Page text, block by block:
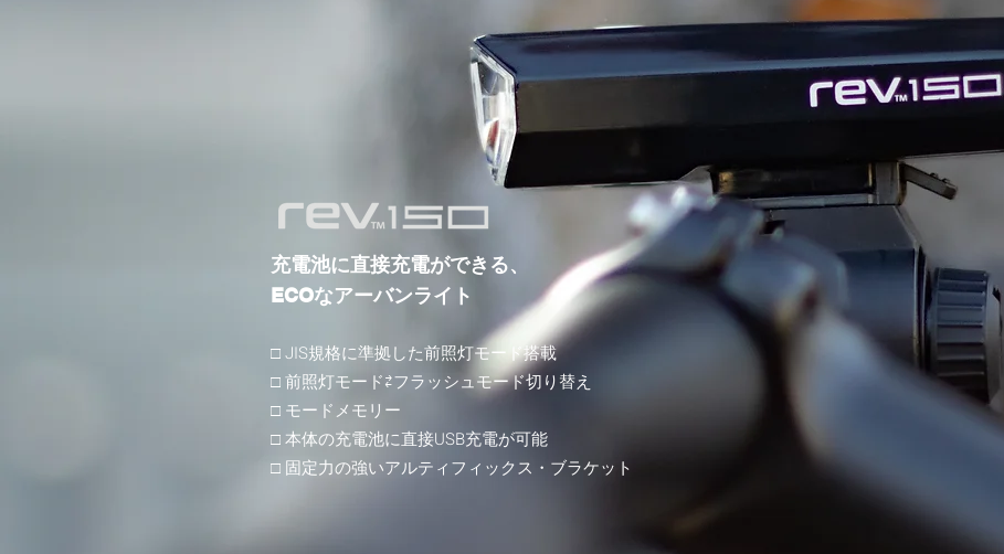
充電池に直接充電ができる、
ECOなアーバンライト
□ JIS規格に準拠した前照灯モード搭載
​□ 前照灯モード⇄フラッシュモード切り替え
□ モードメモリー
□ 本体の充電池に直接USB充電が可能
​□ 固定力の強いアルティフィックス・ブラケット